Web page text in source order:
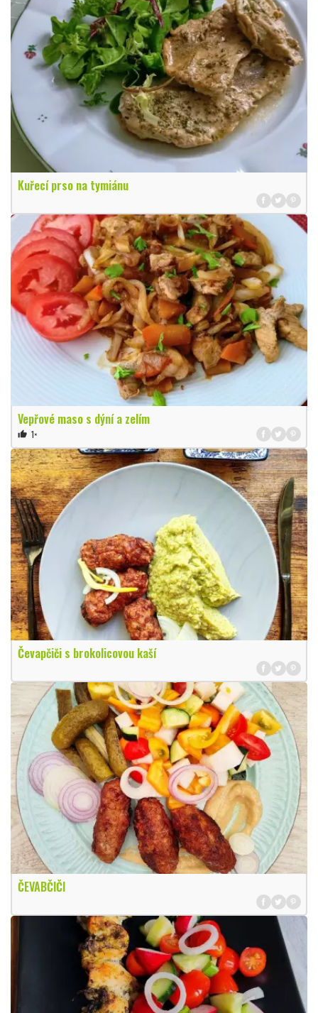
Kuřecí prso na tymiánu
Vepřové maso s dýní a zelím
thumb_up 1×
Čevapčiči s brokolicovou kaší
ČEVABČIČI